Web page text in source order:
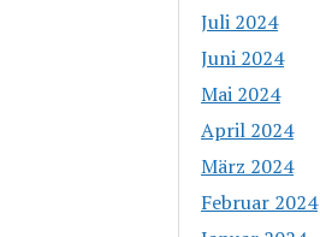
Juli 2024
Juni 2024
Mai 2024
April 2024
März 2024
Februar 2024